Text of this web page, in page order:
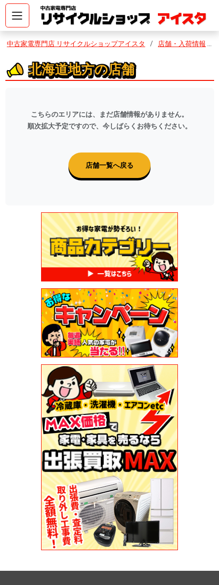
コ
テ
中古家電専門店 リサイクルショップアイスタ 店舗・入荷情報
北海道地方の店舗
こちらのエリアには、まだ店舗情報がありません。
順次拡大予定ですので、今しばらくお待ちください。
店舗一覧へ戻る